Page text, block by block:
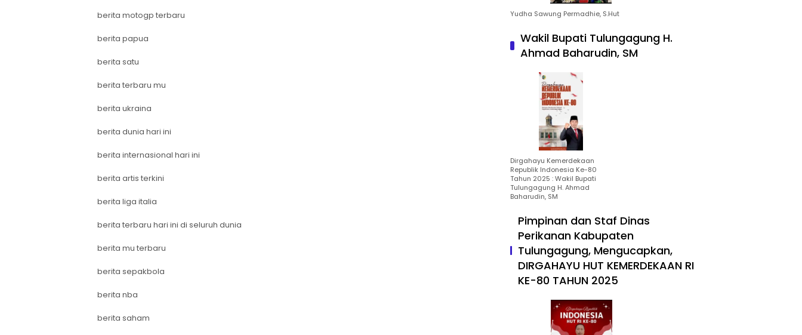
berita motogp terbaru
berita papua
berita satu
berita terbaru mu
berita ukraina
berita dunia hari ini
berita internasional hari ini
berita artis terkini
berita liga italia
berita terbaru hari ini di seluruh dunia
berita mu terbaru
berita sepakbola
berita nba
berita saham
Yudha Sawung Permadhie, S.Hut
Wakil Bupati Tulungagung H.
Ahmad Baharudin, SM
Dirgahayu Kemerdekaan
Republik Indonesia Ke-80
Tahun 2025 : Wakil Bupati
Tulungagung H. Ahmad
Baharudin, SM
Pimpinan dan Staf Dinas
Perikanan Kabupaten
Tulungagung, Mengucapkan,
DIRGAHAYU HUT KEMERDEKAAN RI
KE-80 TAHUN 2025